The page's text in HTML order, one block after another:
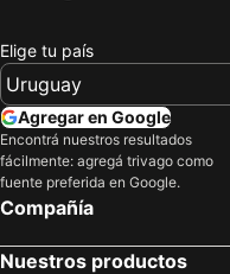
Elige tu país
Agregar en Google
Encontrá nuestros resultados
fácilmente: agregá trivago como
fuente preferida en Google.
Compañía
Nuestros productos